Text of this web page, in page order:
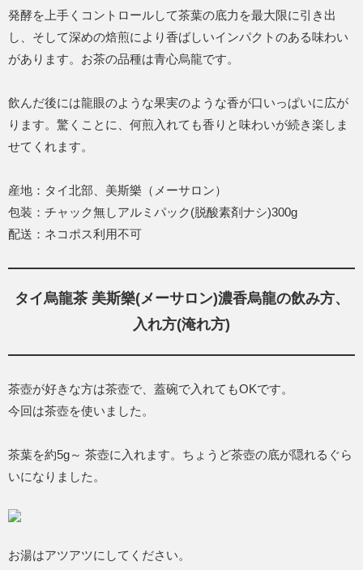
発酵を上手くコントロールして茶葉の底力を最大限に引き出
し、そして深めの焙煎により香ばしいインパクトのある味わい
があります。お茶の品種は青心烏龍です。
飲んだ後には龍眼のような果実のような香が口いっぱいに広が
ります。驚くことに、何煎入れても香りと味わいが続き楽しま
せてくれます。
産地：タイ北部、美斯樂（メーサロン）
包装：チャック無しアルミパック(脱酸素剤ナシ)300g
配送：ネコポス利用不可
タイ烏龍茶 美斯樂(メーサロン)濃香烏龍の飲み方、
入れ方(淹れ方)
茶壺が好きな方は茶壺で、蓋碗で入れてもOKです。
今回は茶壺を使いました。
茶葉を約5g～ 茶壺に入れます。ちょうど茶壺の底が隠れるぐら
いになりました。
お湯はアツアツにしてください。